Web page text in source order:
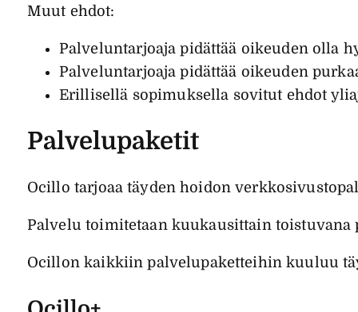
Muut ehdot:
Palveluntarjoaja pidättää oikeuden olla
Palveluntarjoaja pidättää oikeuden
Erillisellä sopimuksella sovitut ehdot
Palvelupaketit
Ocillo tarjoaa täyden hoidon
Palvelu toimitetaan kuukausittain toistuvana
Ocillon kaikkiin palvelupaketteihin kuuluu